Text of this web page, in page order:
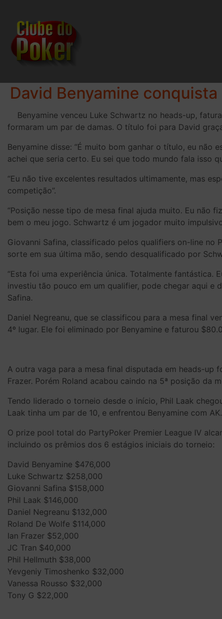
David Benyamine
Benyamine venceu Luke Schwartz no heads-up,
formaram um par de damas. O título foi para David
Benyamine disse: “É muito bom ganhar o título, eu não
achei que seria certo. Eu sei que todo mundo fala isso
“Eu não tive excelentes resultados ultimamente, mas
competição”.
“Posição nesse tipo de mesa final ajuda muito. Eu não
bem o meu jogo. Schwartz é um jogador muito
Giovanni Safina, classificado pelos qualifiers on-line no
sorte em sua última mão, sendo desqualificado por
“Esta foi uma experiência única. Totalmente
investiu tão pouco em um qualifier, pode chegar aqui e
Safina.
Daniel Negreanu, que se classificou para a mesa final
4º lugar. Ele foi eliminado por Benyamine e faturou
A outra vaga para a mesa final disputada em heads-up
Frazer. Porém Roland acabou caindo na 5ª posição da
Tendo liderado o torneio desde o início, Phil Laak
Laak tinha um par de 10, e enfrentou Benyamine com
O prize pool total do PartyPoker Premier League IV
incluindo os prêmios dos 6 estágios iniciais do torneio:
David Benyamine $476,000
Luke Schwartz $258,000
Giovanni Safina $158,000
Phil Laak $146,000
Daniel Negreanu $132,000
Roland De Wolfe $114,000
Ian Frazer $52,000
JC Tran $40,000
Phil Hellmuth $38,000
Yevgeniy Timoshenko $32,000
Vanessa Rousso $32,000
Tony G $22,000